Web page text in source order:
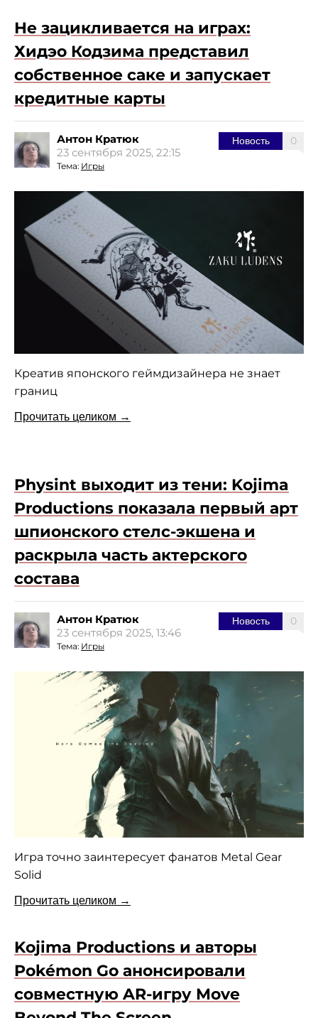
Не зацикливается на играх:
Хидэо Кодзима представил
собственное саке и запускает
кредитные карты
0
Новость
Антон Кратюк
23 сентября 2025, 22:15
Тема: Игры
Креатив японского геймдизайнера не знает
границ
Прочитать целиком →
Physint выходит из тени: Kojima
Productions показала первый арт
шпионского стелс-экшена и
раскрыла часть актерского
состава
0
Новость
Антон Кратюк
23 сентября 2025, 13:46
Тема: Игры
Игра точно заинтересует фанатов Metal Gear
Solid
Прочитать целиком →
Kojima Productions и авторы
Pokémon Go анонсировали
совместную AR-игру Move